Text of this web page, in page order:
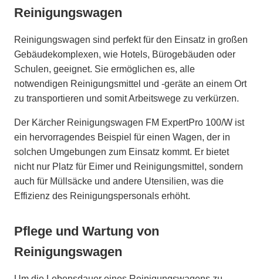
Reinigungswagen
Reinigungswagen sind perfekt für den Einsatz in großen
Gebäudekomplexen, wie Hotels, Bürogebäuden oder
Schulen, geeignet. Sie ermöglichen es, alle
notwendigen Reinigungsmittel und -geräte an einem Ort
zu transportieren und somit Arbeitswege zu verkürzen.
Der Kärcher Reinigungswagen FM ExpertPro 100/W ist
ein hervorragendes Beispiel für einen Wagen, der in
solchen Umgebungen zum Einsatz kommt. Er bietet
nicht nur Platz für Eimer und Reinigungsmittel, sondern
auch für Müllsäcke und andere Utensilien, was die
Effizienz des Reinigungspersonals erhöht.
Pflege und Wartung von
Reinigungswagen